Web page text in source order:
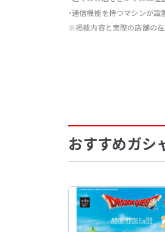
・通信機能を持つマシンが
※掲載内容と実際の店舗の
おすすめガシ